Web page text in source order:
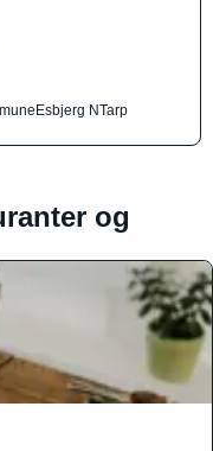
Esbjerg NTarp
og